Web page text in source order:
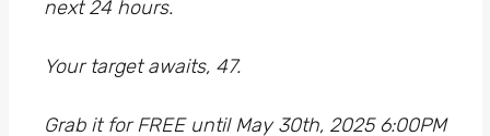
next 24 hours.
Your target awaits, 47.
Grab it for FREE until May 30th, 2025 6:00PM